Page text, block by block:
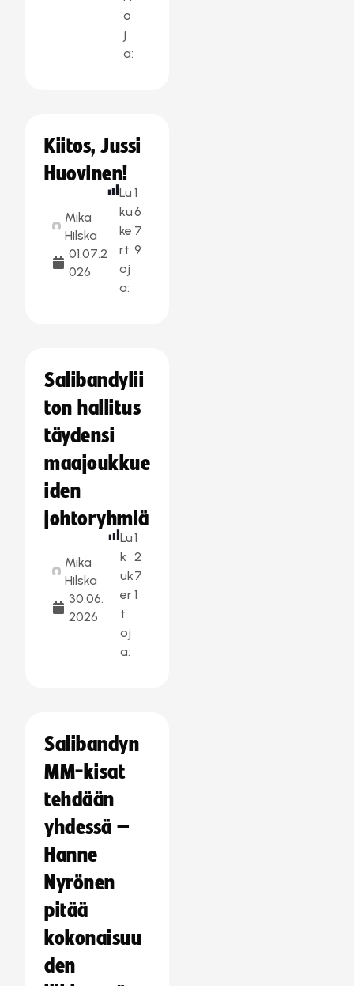
o
j
a:
Kiitos, Jussi
Huovinen!
Mika
Hilska
01.07.2
026
Lu
ku
ke
rt
oj
a:
1
6
7
9
Salibandylii
ton hallitus
täydensi
maajoukkue
iden
johtoryhmiä
Mika
Hilska
30.06.
2026
Lu
k
uk
er
t
oj
a:
1
2
7
1
Salibandyn
MM-kisat
tehdään
yhdessä –
Hanne
Nyrönen
pitää
kokonaisuu
den